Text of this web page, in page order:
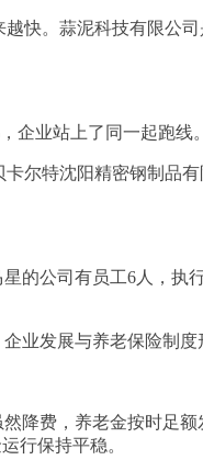
快。蒜泥科技有限公
业站上了同一起跑线。
尔特沈阳精密钢制品
的公司有员工6人，执
发展与养老保险制度
费，养老金按时足额
行保持平稳。